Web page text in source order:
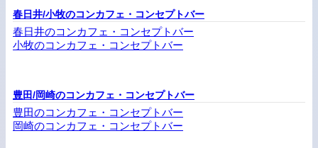
春日井/小牧のコンカフェ・コンセプトバー
春日井のコンカフェ・コンセプトバー
小牧のコンカフェ・コンセプトバー
豊田/岡崎のコンカフェ・コンセプトバー
豊田のコンカフェ・コンセプトバー
岡崎のコンカフェ・コンセプトバー